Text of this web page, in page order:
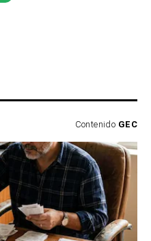
Contenido GEC